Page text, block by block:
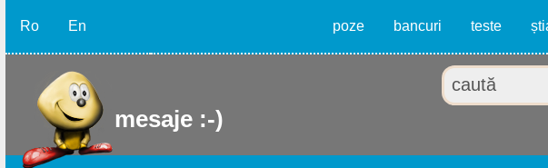
Ro En poze bancuri teste
mesaje :-)